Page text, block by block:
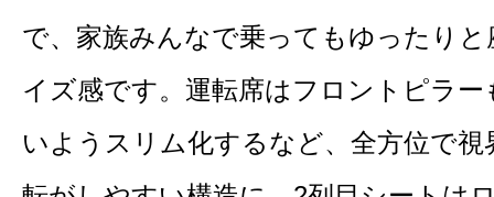
で、家族みんなで乗ってもゆったり
イズ感です。運転席はフロントピラ
いようスリム化するなど、全方位で